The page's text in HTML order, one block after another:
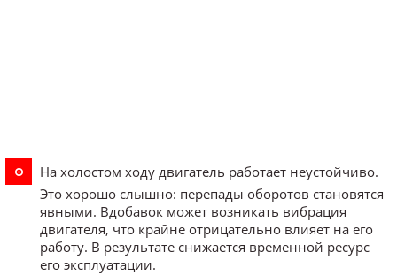
На холостом ходу двигатель работает неустойчиво.
Это хорошо слышно: перепады оборотов становятся
явными. Вдобавок может возникать вибрация
двигателя, что крайне отрицательно влияет на его
работу. В результате снижается временной ресурс
его эксплуатации.